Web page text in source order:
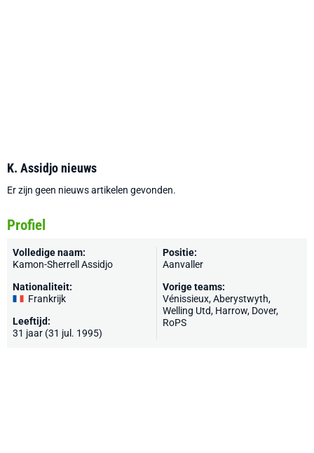
K. Assidjo nieuws
Er zijn geen nieuws artikelen gevonden.
Profiel
Volledige naam:
Kamon-Sherrell Assidjo
Nationaliteit:
Frankrijk
Leeftijd:
31 jaar (31 jul. 1995)
Positie:
Aanvaller
Vorige teams:
Vénissieux, Aberystwyth,
Welling Utd, Harrow, Dover,
RoPS